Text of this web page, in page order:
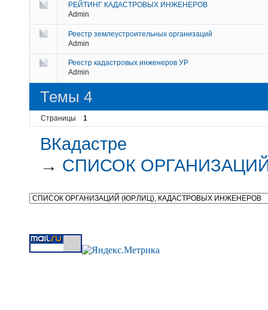
РЕЙТИНГ КАДАСТРОВЫХ ИНЖЕНЕРОВ
Admin
Реестр землеустроительных организаций
Admin
Реестр кадастровых инженеров УР
Admin
Темы 4
Страницы 1
ВКадастре
→ СПИСОК